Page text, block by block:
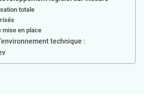
totale
mise en place
technique :